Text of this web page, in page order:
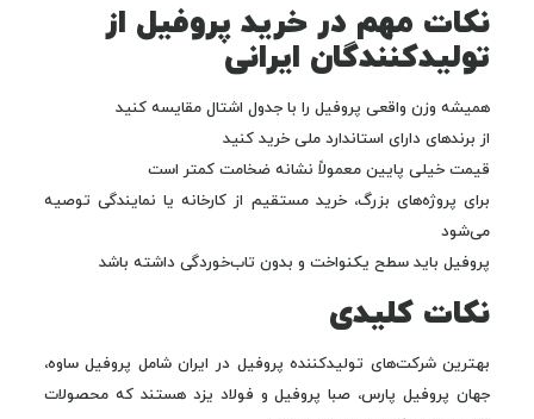
نکات مهم در خرید پروفیل از
تولیدکنندگان ایرانی
همیشه وزن واقعی پروفیل را با جدول اشتال مقایسه کنید
از برندهای دارای استاندارد ملی خرید کنید
قیمت خیلی پایین معمولاً نشانه ضخامت کمتر است
برای پروژه‌های بزرگ، خرید مستقیم از کارخانه یا نمایندگی توصیه
می‌شود
پروفیل باید سطح یکنواخت و بدون تاب‌خوردگی داشته باشد
نکات کلیدی
بهترین شرکت‌های تولیدکننده پروفیل در ایران شامل پروفیل ساوه،
جهان پروفیل پارس، صبا پروفیل و فولاد یزد هستند که محصولات